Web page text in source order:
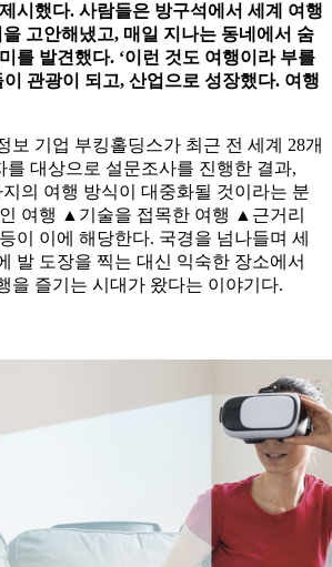
시했다. 사람들은 방구석에서 세계 여행
고안해냈고, 매일 지나는 동네에서 숨
를 발견했다. ‘이런 것도 여행이라 부를
이 관광이 되고, 산업으로 성장했다. 여행
보 기업 부킹홀딩스가 최근 전 세계 28개
를 대상으로 설문조사를 진행한 결과,
의 여행 방식이 대중화될 것이라는 분
여행 ▲기술을 접목한 여행 ▲근거리
이 이에 해당한다. 국경을 넘나들며 세
발 도장을 찍는 대신 익숙한 장소에서
을 즐기는 시대가 왔다는 이야기다.